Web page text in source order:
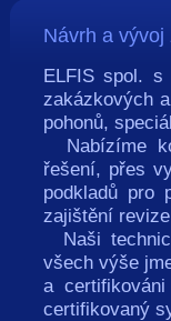
Návrh a
ELFIS spol.
zakázkových
pohonů,
Nabízíme
řešení, přes
podkladů pro
zajištění
Naši
všech výše
a
certifikovaný